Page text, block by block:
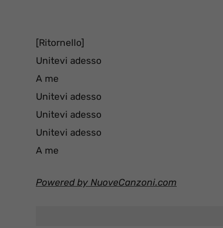
[Ritornello]
Unitevi adesso
A me
Unitevi adesso
Unitevi adesso
Unitevi adesso
A me
Powered by NuoveCanzoni.com